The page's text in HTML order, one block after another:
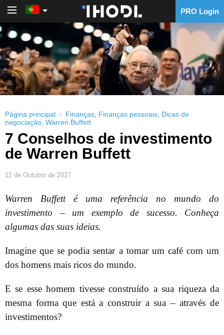
PRO Login
Página principal Finanças Finanças pessoais Dicas de
negociação Warren Buffett
7 Conselhos de investimento
de Warren Buffett
12 de Outubro de 2017
Warren Buffett é uma referência no mundo do
investimento – um exemplo de sucesso. Conheça
algumas das suas ideias.
Imagine que se podia sentar a tomar um café com um
dos homens mais ricos do mundo.
E se esse homem tivesse construído a sua riqueza da
mesma forma que está a construir a sua – através de
investimentos?